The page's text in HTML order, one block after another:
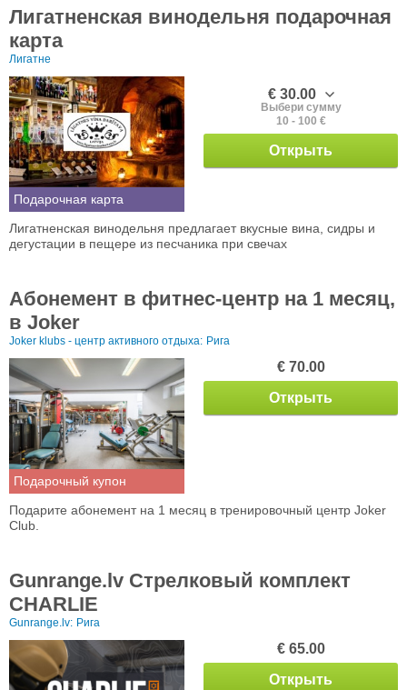
Лигатненская винодельня подарочная
карта
Лигатне
Подарочная карта
€ 30.00
Выбери сумму
10 - 100 €
Открыть
Лигатненская винодельня предлагает вкусные вина, сидры и
дегустации в пещере из песчаника при свечах
Абонемент в фитнес-центр на 1 месяц,
в Joker
Joker klubs - центр активного отдыха: Рига
Подарочный купон
€ 70.00
Открыть
Подарите абонемент на 1 месяц в тренировочный центр Joker
Club.
Gunrange.lv Стрелковый комплект
CHARLIE
Gunrange.lv: Рига
€ 65.00
Открыть